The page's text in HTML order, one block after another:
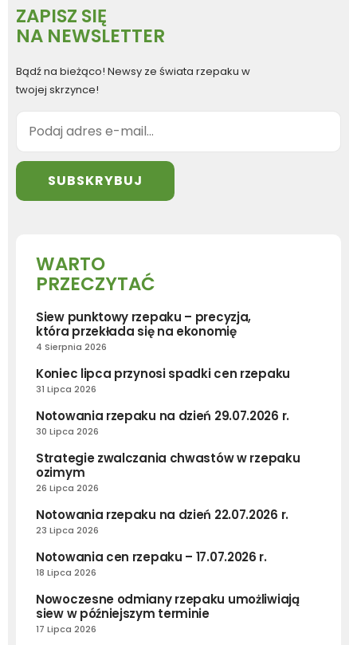
ZAPISZ SIĘ
NA NEWSLETTER
Bądź na bieżąco! Newsy ze świata rzepaku w
twojej skrzynce!
WARTO
PRZECZYTAĆ
Siew punktowy rzepaku – precyzja,
która przekłada się na ekonomię
4 Sierpnia 2026
Koniec lipca przynosi spadki cen rzepaku
31 Lipca 2026
Notowania rzepaku na dzień 29.07.2026 r.
30 Lipca 2026
Strategie zwalczania chwastów w rzepaku
ozimym
26 Lipca 2026
Notowania rzepaku na dzień 22.07.2026 r.
23 Lipca 2026
Notowania cen rzepaku – 17.07.2026 r.
18 Lipca 2026
Nowoczesne odmiany rzepaku umożliwiają
siew w późniejszym terminie
17 Lipca 2026